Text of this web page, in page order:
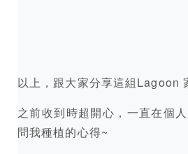
以上，跟大家分享這組Lagoon
之前收到時超開心，一直在個
問我種植的心得~